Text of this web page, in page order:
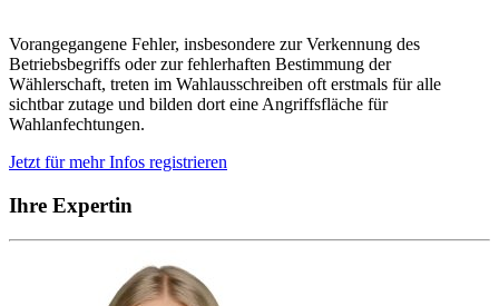
Vorangegangene Fehler, insbesondere zur Verkennung des
Betriebsbegriffs oder zur fehlerhaften Bestimmung der
Wählerschaft, treten im Wahlausschreiben oft erstmals für alle
sichtbar zutage und bilden dort eine Angriffsfläche für
Wahlanfechtungen.
Jetzt für mehr Infos registrieren
Ihre Expertin